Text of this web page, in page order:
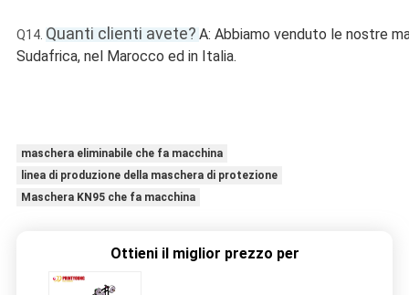
Q14. Quanti clienti avete? A: Abbiamo venduto le nostre
Sudafrica, nel Marocco ed in Italia.
maschera eliminabile che fa macchina
linea di produzione della maschera di protezione
Maschera KN95 che fa macchina
Ottieni il miglior prezzo per